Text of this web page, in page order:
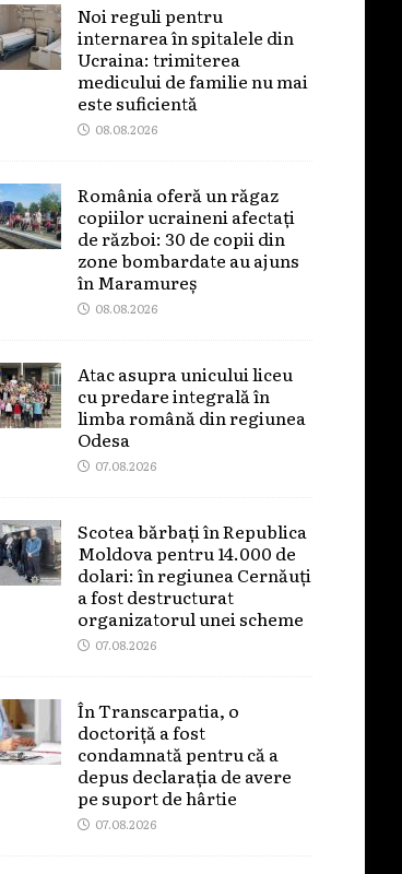
Noi reguli pentru
internarea în spitalele din
Ucraina: trimiterea
medicului de familie nu mai
este suficientă
08.08.2026
România oferă un răgaz
copiilor ucraineni afectați
de război: 30 de copii din
zone bombardate au ajuns
în Maramureș
08.08.2026
Atac asupra unicului liceu
cu predare integrală în
limba română din regiunea
Odesa
07.08.2026
Scotea bărbați în Republica
Moldova pentru 14.000 de
dolari: în regiunea Cernăuți
a fost destructurat
organizatorul unei scheme
07.08.2026
În Transcarpatia, o
doctoriță a fost
condamnată pentru că a
depus declarația de avere
pe suport de hârtie
07.08.2026